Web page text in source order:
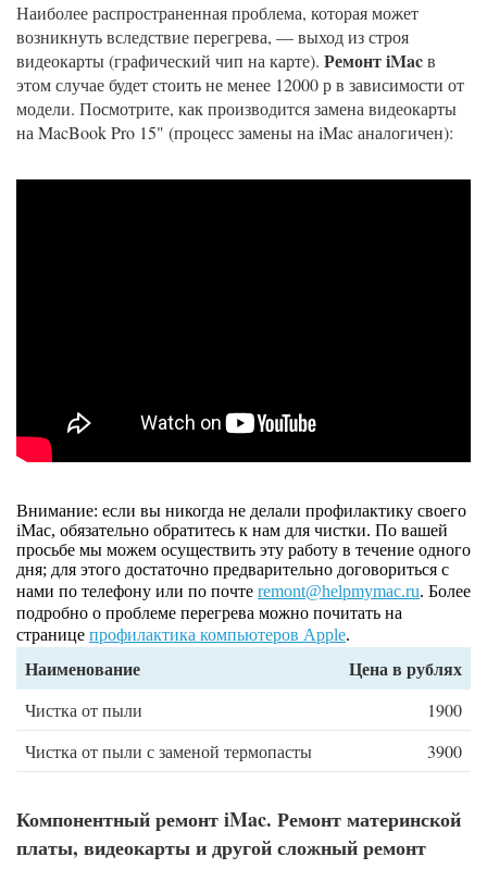
Наиболее распространенная проблема, которая может
возникнуть вследствие перегрева, — выход из строя
видеокарты (графический чип на карте). Ремонт iMacв
этом случае будет стоить не менее 12000 р в зависимости от
модели. Посмотрите, как производится замена видеокарты
на MacBook Pro 15" (процесс замены на iMac аналогичен):
Внимание: если вы никогда не делали профилактику своего
iMac, обязательно обратитесь к нам для чистки. По вашей
просьбе мы можем осуществить эту работу в течение одного
дня; для этого достаточно предварительно договориться с
нами по телефону или по почте remont@helpmymac.ru. Более
подробно о проблеме перегрева можно почитать на
странице профилактика компьютеров Apple.
Наименование Цена в рублях
Чистка от пыли
1900
Чистка от пыли с заменой термопасты
3900
Компонентный ремонт iMac. Ремонт материнской
платы, видеокарты и другой сложный ремонт